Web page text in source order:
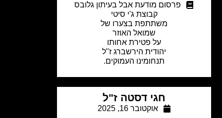
פרסום מודעת אבל בעיתון גלובס
קבוצת ג'י סיטי
משתתפת בצערו של
שמואל האוזר
על פטירת אחותו
יהודית הירשברג ז"ל
תנחומינו העמוקים.
חגי דסטה ז"ל
אוקטובר 16, 2025